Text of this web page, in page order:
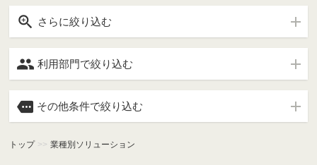
 さらに絞り込む
 利用部門で絞り込む
 その他条件で絞り込む
トップ >> 業種別ソリューション